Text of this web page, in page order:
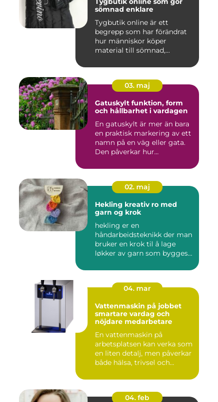
sömnad enklare
Tygbutik online är ett
begrepp som har förändrat
hur människor köper
material till sömnad,
03. maj
Gatuskylt funktion, form
och hållbarhet i vardagen
En gatuskylt är mer än bara
en praktisk markering av ett
namn på en väg eller gata.
Den påverkar hur...
02. maj
Hekling kreativ ro med
garn og krok
hekling er en
håndarbeidsteknikk der man
bruker en krok til å lage
løkker av garn som bygges
04. mar
Vattenmaskin på jobbet
smartare vardag och
nöjdare medarbetare
En vattenmaskin på
arbetsplatsen kan verka som
en liten detalj, men påverkar
både hälsa, trivsel och...
04. feb